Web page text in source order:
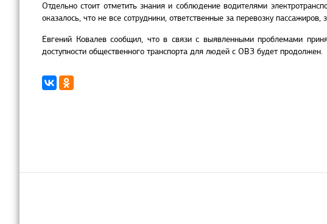
Отдельно стоит отметить знания и соблюдение водителями
оказалось, что не все сотрудники, ответственные за перевозку
Евгений Ковалев сообщил, что в связи с выявленными проблемами
доступности общественного транспорта для людей с ОВЗ будет продолжен.